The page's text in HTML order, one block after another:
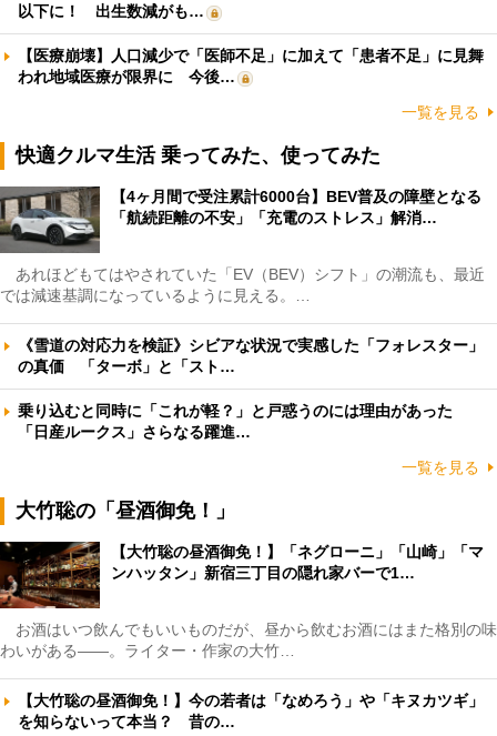
以下に！ 出生数減がも…
【医療崩壊】人口減少で「医師不足」に加えて「患者不足」に見舞
われ地域医療が限界に 今後…
一覧を見る
快適クルマ生活 乗ってみた、使ってみた
【4ヶ月間で受注累計6000台】BEV普及の障壁となる
「航続距離の不安」「充電のストレス」解消…
あれほどもてはやされていた「EV（BEV）シフト」の潮流も、最近
では減速基調になっているように見える。…
《雪道の対応力を検証》シビアな状況で実感した「フォレスター」
の真価 「ターボ」と「スト…
乗り込むと同時に「これが軽？」と戸惑うのには理由があった
「日産ルークス」さらなる躍進…
一覧を見る
大竹聡の「昼酒御免！」
【大竹聡の昼酒御免！】「ネグローニ」「山崎」「マ
ンハッタン」新宿三丁目の隠れ家バーで1…
お酒はいつ飲んでもいいものだが、昼から飲むお酒にはまた格別の味
わいがある――。ライター・作家の大竹…
【大竹聡の昼酒御免！】今の若者は「なめろう」や「キヌカツギ」
を知らないって本当？ 昔の…